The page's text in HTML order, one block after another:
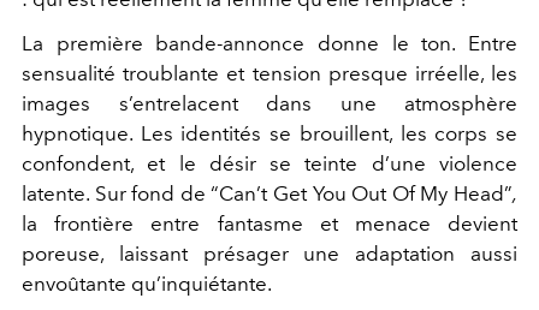
La première bande-annonce donne le ton. Entre
sensualité troublante et tension presque irréelle, les
images s’entrelacent dans une atmosphère
hypnotique. Les identités se brouillent, les corps se
confondent, et le désir se teinte d’une violence
latente. Sur fond de “Can’t Get You Out Of My Head”,
la frontière entre fantasme et menace devient
poreuse, laissant présager une adaptation aussi
envoûtante qu’inquiétante.